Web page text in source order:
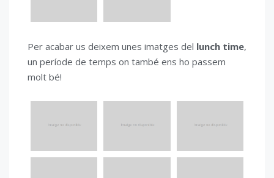
Per acabar us deixem unes imatges del lunch time,
un període de temps on també ens ho passem
molt bé!